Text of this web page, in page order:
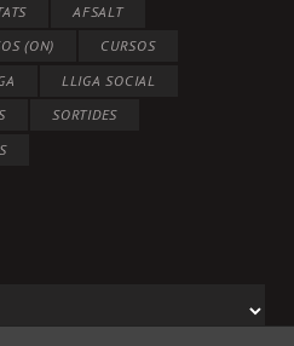
AFSALT
(ON)
CURSOS
LLIGA SOCIAL
SORTIDES